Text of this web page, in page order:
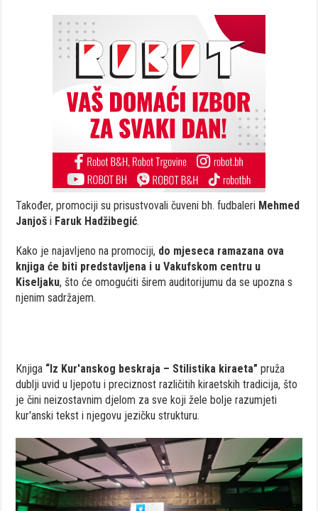
Također, promociji su prisustvovali čuveni bh. fudbaleri Mehmed
Janjoš i Faruk Hadžibegić.
Kako je najavljeno na promociji, do mjeseca ramazana ova
knjiga će biti predstavljena i u Vakufskom centru u
Kiseljaku, što će omogućiti širem auditorijumu da se upozna s
njenim sadržajem.
Knjiga “Iz Kur'anskog beskraja – Stilistika kiraeta” pruža
dublji uvid u ljepotu i preciznost različitih kiraetskih tradicija, što
je čini neizostavnim djelom za sve koji žele bolje razumjeti
kur'anski tekst i njegovu jezičku strukturu.